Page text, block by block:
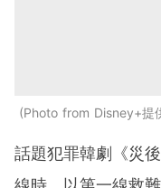
Photo from Disney+提
話題犯罪韓劇《災